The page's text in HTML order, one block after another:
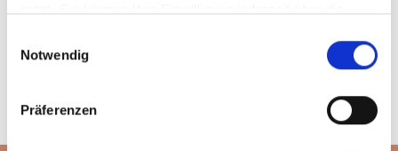
Trigger Symbol ändern oder widerrufen
Informationen über Ihre geografische Lage
Notwendig
Präferenzen